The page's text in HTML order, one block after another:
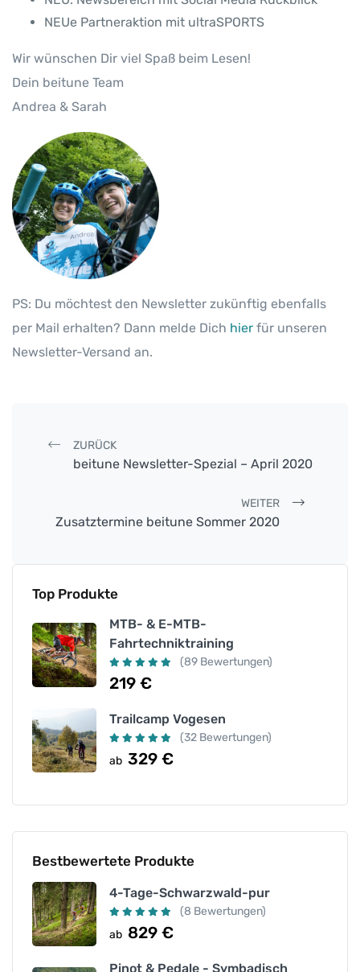
NEUe Partneraktion mit ultraSPORTS
Wir wünschen Dir viel Spaß beim Lesen!
Dein beitune Team
Andrea & Sarah
PS: Du möchtest den Newsletter zukünftig ebenfalls
per Mail erhalten? Dann melde Dich hier für unseren
Newsletter-Versand an.
Post navigation
ZURÜCK
beitune Newsletter-Spezial – April 2020
WEITER
Zusatztermine beitune Sommer 2020
Top Produkte
MTB- & E-MTB-
Fahrtechniktraining
(89 Bewertungen)
219 €
Trailcamp Vogesen
(32 Bewertungen)
ab 329 €
Bestbewertete Produkte
4-Tage-Schwarzwald-pur
(8 Bewertungen)
ab 829 €
Pinot & Pedale - Symbadisch